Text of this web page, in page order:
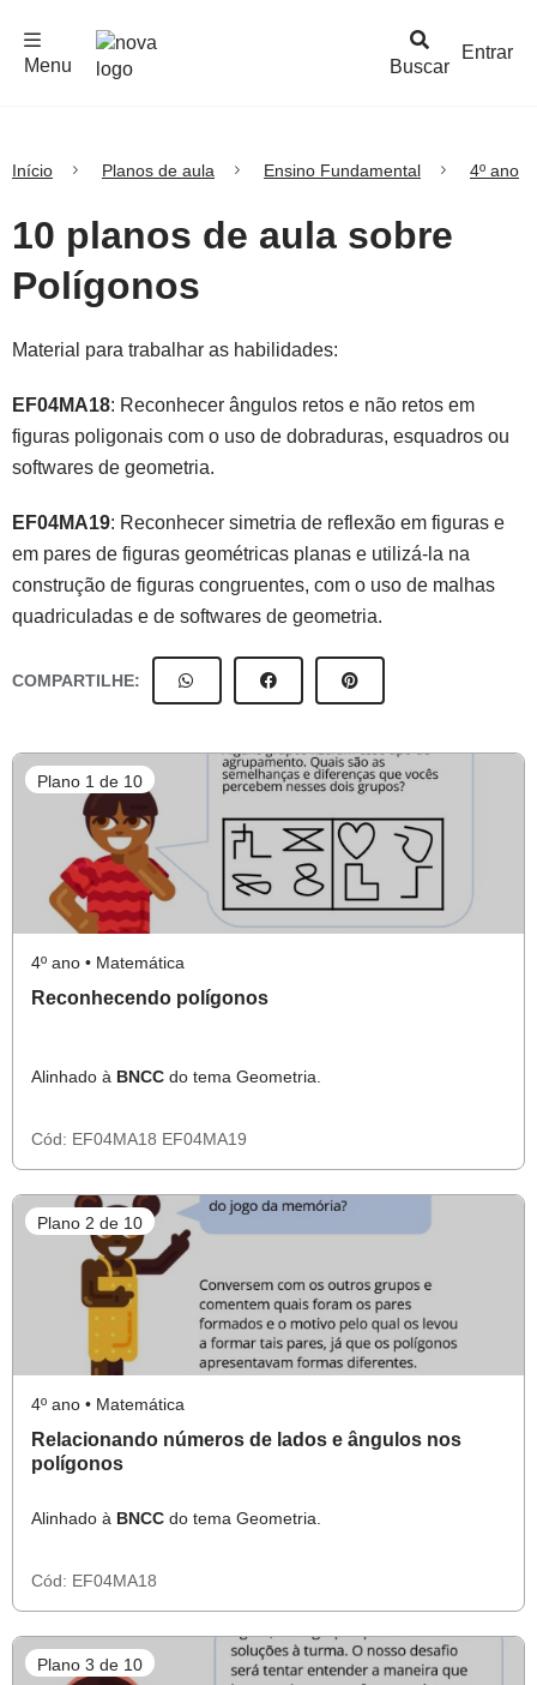
Buscar
Menu
Entrar
Início Planos de aula Ensino Fundamental 4º ano
10 planos de aula sobre
Polígonos
Material para trabalhar as habilidades:
EF04MA18: Reconhecer ângulos retos e não retos em
figuras poligonais com o uso de dobraduras, esquadros ou
softwares de geometria.
EF04MA19: Reconhecer simetria de reflexão em figuras e
em pares de figuras geométricas planas e utilizá-la na
construção de figuras congruentes, com o uso de malhas
quadriculadas e de softwares de geometria.
COMPARTILHE:
Plano 1 de 10
4º ano • Matemática
Reconhecendo polígonos
Alinhado à BNCC do tema Geometria.
Cód: EF04MA18 EF04MA19
Plano 2 de 10
4º ano • Matemática
Relacionando números de lados e ângulos nos
polígonos
Alinhado à BNCC do tema Geometria.
Cód: EF04MA18
Plano 3 de 10